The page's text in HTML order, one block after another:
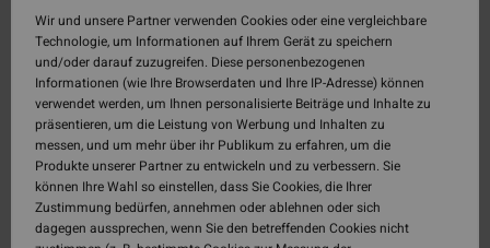
Wir und unsere Partner verwenden Cookies oder eine vergleichbare
Technologie, um Informationen auf Ihrem Gerät zu speichern
und/oder darauf zuzugreifen. Diese personenbezogenen
Informationen (wie Ihre Browserdaten und Ihre IP-Adresse) können
verwendet werden, um Ihnen personalisierte Beiträge und Inhalte zu
präsentieren, um die Leistung von Werbung und Inhalten zu
messen, und um mehr über ihr Publikum zu erfahren, um die
Produkte unserer Partner zu entwickeln und zu verbessern. Sie
können Ihre Wahl so einstellen, dass Sie Cookies, die Ihrer
Zustimmung bedürfen, annehmen oder ablehnen oder sich
dagegen aussprechen, wenn Sie den betreffenden Cookies nicht